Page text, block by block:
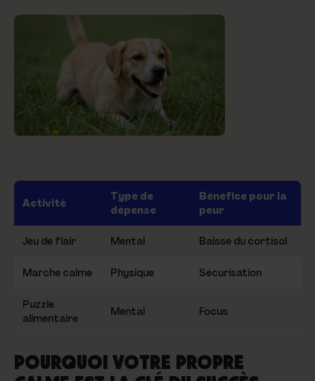
Activité
Type de
dépense
Bénéfice pour la
peur
Jeu de flair Mental Baisse du cortisol
Marche calme Physique Sécurisation
Puzzle
alimentaire
Mental Focus
POURQUOI VOTRE PROPRE